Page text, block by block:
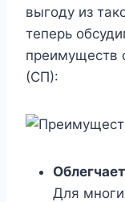
выгоду из
теперь
преимуществ
(СП):
Для